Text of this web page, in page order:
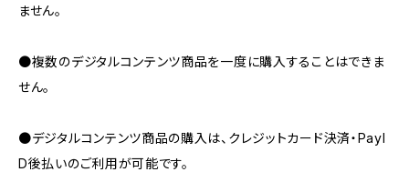
ません。
●複数のデジタルコンテンツ商品を一度に購入することはできま
せん。
●デジタルコンテンツ商品の購入は、クレジットカード決済・PayI
D後払いのご利用が可能です。